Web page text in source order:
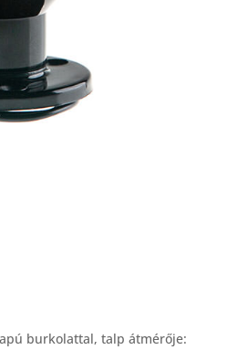
burkolattal, talp átmérője: